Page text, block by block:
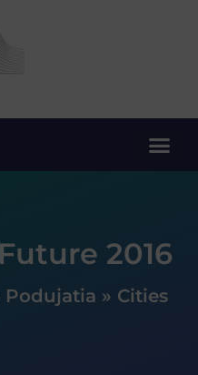
2016
Podujatia » Cities